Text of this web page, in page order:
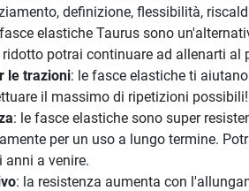
definizione, flessibilità,
elastiche Taurus sono
potrai continuare ad allenarti al
le trazioni: le fasce elastiche ti
il massimo di ripetizioni possibili!
: le fasce elastiche sono super
per un uso a lungo termine.
anni a venire.
: la resistenza aumenta con